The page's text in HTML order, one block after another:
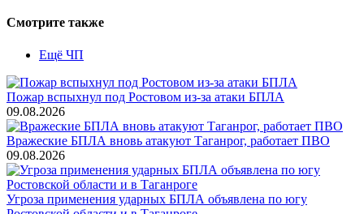
Смотрите также
Ещё ЧП
Пожар вспыхнул под Ростовом из-за атаки БПЛА
09.08.2026
Вражеские БПЛА вновь атакуют Таганрог, работает ПВО
09.08.2026
Угроза применения ударных БПЛА объявлена по югу